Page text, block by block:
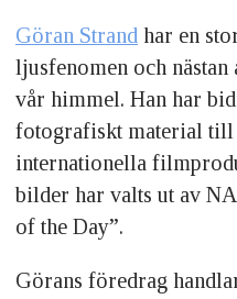
Göran Strand har en
ljusfenomen och nästan
vår himmel. Han har
fotografiskt material till
internationella
bilder har valts ut av
of the Day”.
Görans föredrag